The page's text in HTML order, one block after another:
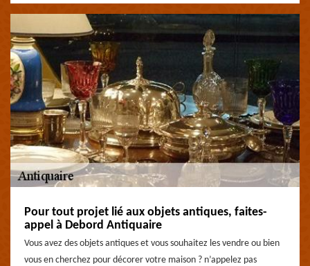
Pour tout projet lié aux objets antiques, faites-
appel à Debord Antiquaire
Vous avez des objets antiques et vous souhaitez les vendre ou bien
vous en cherchez pour décorer votre maison ? n’appelez pas